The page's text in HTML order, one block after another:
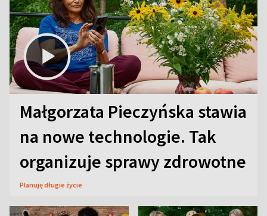
Małgorzata Pieczyńska stawia
na nowe technologie. Tak
organizuje sprawy zdrowotne
Planuję długie życie